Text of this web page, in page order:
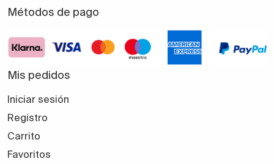
Métodos de pago
Mis pedidos
Iniciar sesión
Registro
Carrito
Favoritos